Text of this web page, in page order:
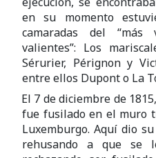
en su momento
camaradas del
valientes”: Los
Sérurier, Pérignon y
entre ellos Dupont o La
El 7 de diciembre de
fue fusilado en el muro
Luxemburgo. Aquí dio
rehusando a que se